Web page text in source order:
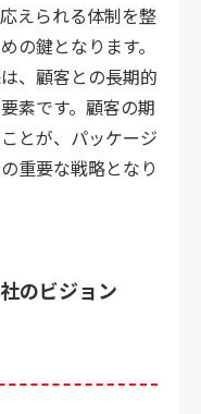
えられる体制を整
の鍵となります。
、顧客との長期的
素です。顧客の期
とが、パッケージ
重要な戦略となり
のビジョン